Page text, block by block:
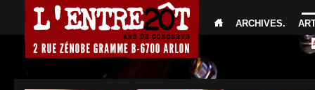
ARCHIVES.